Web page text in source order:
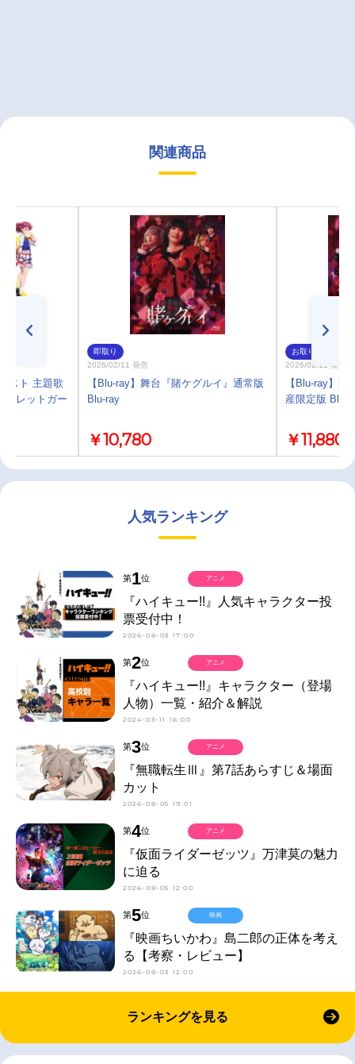
関連商品
スト 主題歌
パレットガー
即取り
2026/02/11 発売
【Blu-ray】舞台『賭ケグルイ』通常版
Blu-ray
￥10,780
お取り寄せ
2026/02/11 発売
【Blu-ray】
産限定版 Blu-
￥11,880
人気ランキング
第1位
『ハイキュー!!』人気キャラクター投
票受付中！
2026-08-03 17:00
アニメ
第2位
『ハイキュー!!』キャラクター（登場
人物）一覧・紹介＆解説
2024-03-11 16:00
アニメ
第3位
『無職転生Ⅲ』第7話あらすじ＆場面
カット
2026-08-05 19:01
アニメ
第4位
『仮面ライダーゼッツ』万津莫の魅力
に迫る
2026-08-05 12:00
アニメ
第5位
『映画ちいかわ』島二郎の正体を考え
る【考察・レビュー】
2026-08-03 12:00
映画
ランキングを見る